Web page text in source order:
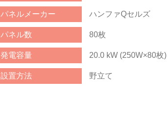
パネルメーカー ハンファQセルズ
パネル数 80枚
発電容量 20.0 kW (250W×80枚)
設置方法 野立て